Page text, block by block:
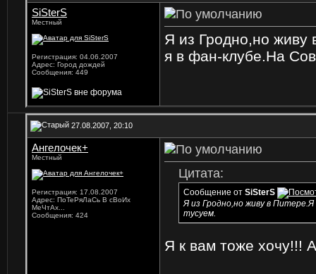
SiSterS
Местный
Регистрация: 04.06.2007
Адрес: Город дождей
Сообщения: 449
Я из Гродно,но живу
я в фан-клубе.На
27.08.2007, 20:10
Ангелочек+
Местный
Регистрация: 17.08.2007
Адрес: ПоТеРяЛаСь В сВоИх
МеЧтАх...
Сообщения: 424
Цитата:
Сообщение от SiSterS
Я из Гродно,но живу в
тусуем.
Я к вам тоже хочу!!!